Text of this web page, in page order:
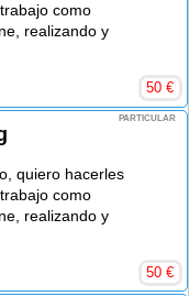
como
realizando y
50 €
PARTICULAR
quiero hacerles
como
realizando y
50 €